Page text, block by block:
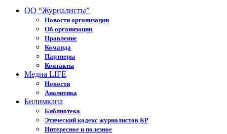
ОО “Журналисты”
Новости организации
Об организации
Правление
Команда
Партнеры
Контакты
Медиа LIFE
Новости
Аналитика
Билимкана
Библиотека
Этический кодекс журналистов КР
Интересное и полезное